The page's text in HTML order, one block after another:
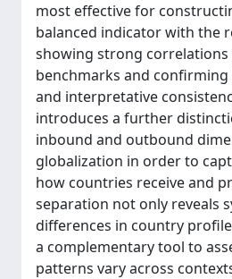
most effective for
balanced indicator with the
showing strong
benchmarks and
and interpretative
introduces a further
inbound and outbound
globalization in order to
how countries receive and
separation not only reveals
differences in country
a complementary tool to
patterns vary across